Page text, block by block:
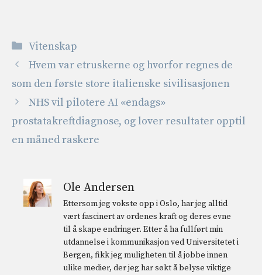
Kategorier
Vitenskap
Hvem var etruskerne og hvorfor regnes de
som den første store italienske sivilisasjonen
NHS vil pilotere AI «endags»
prostatakreftdiagnose, og lover resultater opptil
en måned raskere
Ole Andersen
Ettersom jeg vokste opp i Oslo, har jeg alltid
vært fascinert av ordenes kraft og deres evne
til å skape endringer. Etter å ha fullført min
utdannelse i kommunikasjon ved Universitetet i
Bergen, fikk jeg muligheten til å jobbe innen
ulike medier, der jeg har søkt å belyse viktige